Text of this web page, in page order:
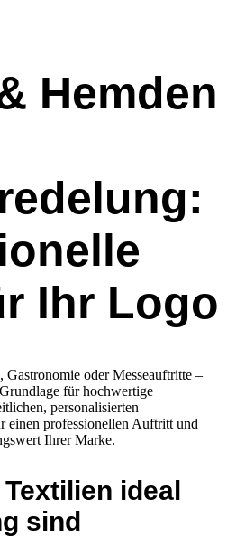
Hemden
Ihr Logo
oder Messeauftritte –
für hochwertige
personalisierten
einen professionellen Auftritt und
Ihrer Marke.
ideal
sind